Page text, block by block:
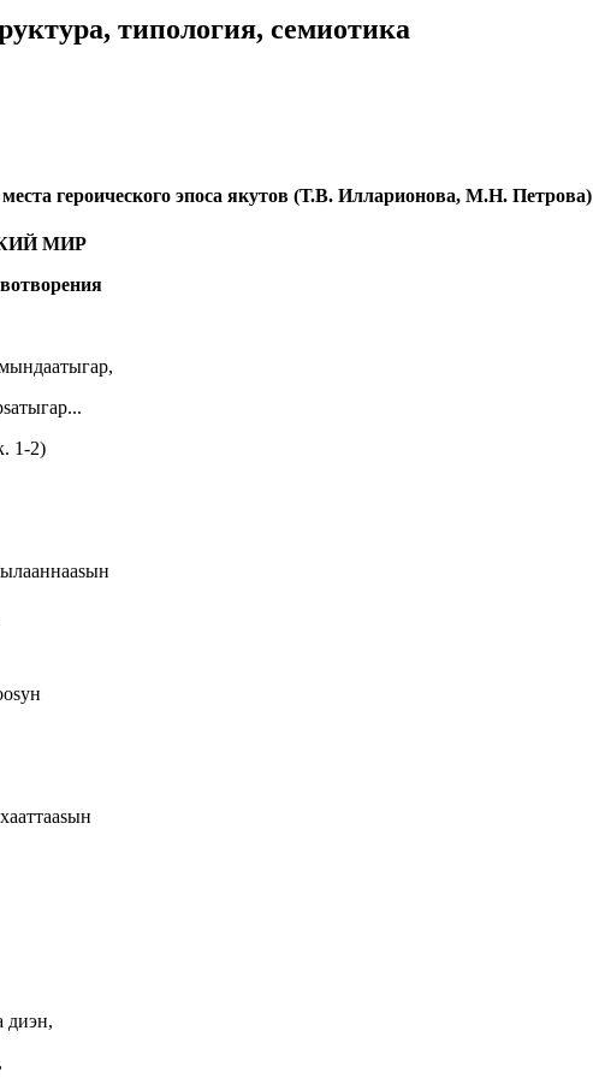
типология, семиотика
героического эпоса якутов (Т.В. Илларионова, М.Н. Петрова)
МИР
1-2)
диэн,